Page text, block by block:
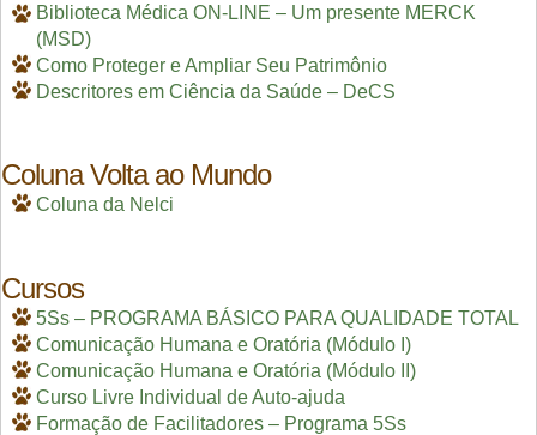
Biblioteca Médica ON-LINE – Um presente MERCK
(MSD)
Como Proteger e Ampliar Seu Patrimônio
Descritores em Ciência da Saúde – DeCS
Coluna Volta ao Mundo
Coluna da Nelci
Cursos
5Ss – PROGRAMA BÁSICO PARA QUALIDADE TOTAL
Comunicação Humana e Oratória (Módulo I)
Comunicação Humana e Oratória (Módulo II)
Curso Livre Individual de Auto-ajuda
Formação de Facilitadores – Programa 5Ss